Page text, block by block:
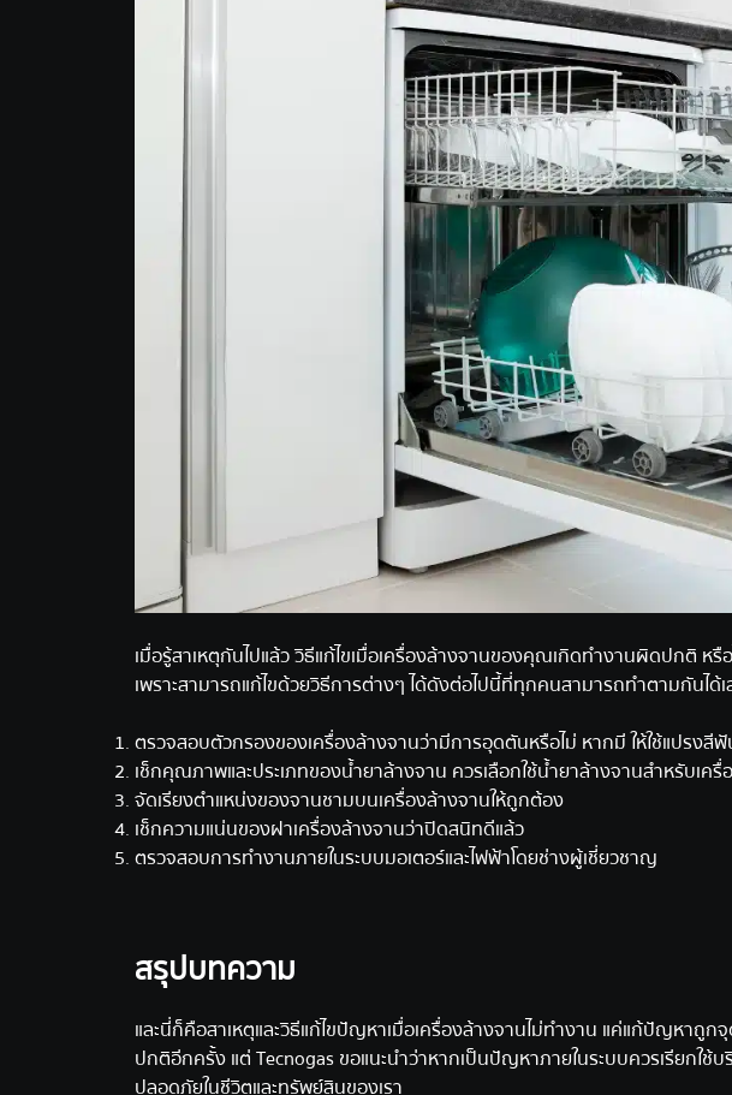
เมื่อรู้สาเหตุกันไปแล้ว วิธีแก้ไขเมื่อเครื่องล้างจานของคุณเกิดทำงานผิดปกติ หรื
เพราะสามารถแก้ไขด้วยวิธีการต่างๆ ได้ดังต่อไปนี้ที่ทุกคนสามารถทำตามกันได้เ
ตรวจสอบตัวกรองของเครื่องล้างจานว่ามีการอุดตันหรือไม่ หากมี ให้ใช้แปรงสี
เช็กคุณภาพและประเภทของน้ำยาล้างจาน ควรเลือกใช้น้ำยาล้างจานสำหรับเครื่
จัดเรียงตำแหน่งของจานชามบนเครื่องล้างจานให้ถูกต้อง
เช็กความแน่นของฝาเครื่องล้างจานว่าปิดสนิทดีแล้ว
ตรวจสอบการทำงานภายในระบบมอเตอร์และไฟฟ้าโดยช่างผู้เชี่ยวชาญ
สรุปบทความ
และนี่ก็คือสาเหตุและวิธีแก้ไขปัญหาเมื่อเครื่องล้างจานไม่ทำงาน แค่แก้ปัญหาถูก
ปกติอีกครั้ง แต่Tecnogasขอแนะนำว่าหากเป็นปัญหาภายในระบบควรเรียกใ
ปลอดภัยในชีวิตและทรัพย์สินของเรา